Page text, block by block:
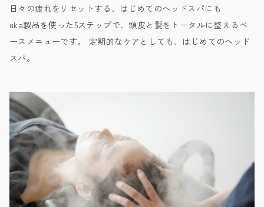
日々の疲れをリセットする、はじめてのヘッドスパにも
uka製品を使った5ステップで、頭皮と髪をトータルに整えるベ
ースメニューです。 定期的なケアとしても、はじめてのヘッド
スパ。